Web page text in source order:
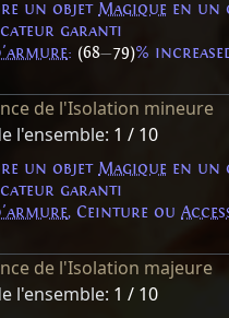
un objet Magique en un
garanti
: (68—79)%
de l'Isolation mineure
l'ensemble: 1 / 10
un objet Magique en un
garanti
, Ceinture ou
de l'Isolation majeure
l'ensemble: 1 / 10